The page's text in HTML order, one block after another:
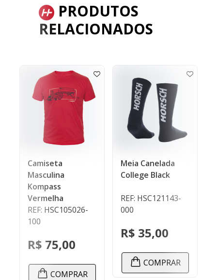
PRODUTOS
RELACIONADOS
COMPRAR
Meia Canelada
College Black
REF: HSC121143-
000
COMPRAR
Camiseta
Masculina
REF:
R$ 75,00